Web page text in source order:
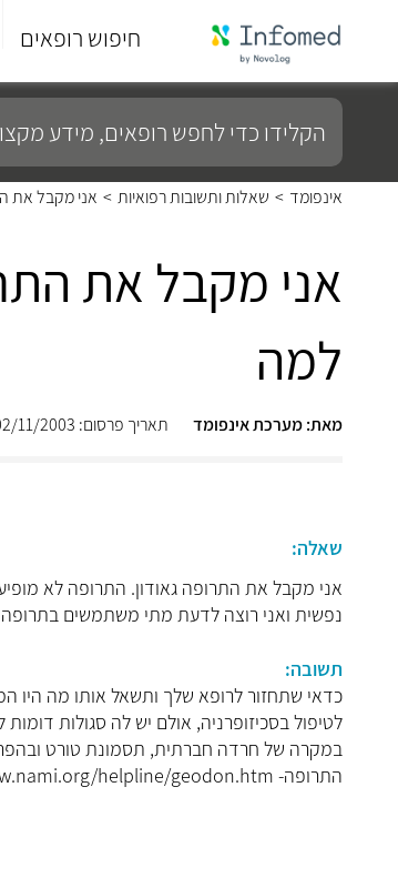
חיפוש רופאים
סוף
התפריט
הקלידו
כדי
לחפש
רופאים,
מידע
מקצועי,
אינפומד > שאלות ותשובות רפואיות > אני מקבל את
אני מקבל את
למה
מאת: מערכת אינפומד תאריך פרסום: 02/11/2003
שאלה:
אני מקבל את התרופה גאודון. התרופה לא
נפשית ואני רוצה לדעת מתי משתמשים
תשובה:
כדאי שתחזור לרופא שלך ותשאל אותו מה היו
לטיפול בסכיזופרניה, אולם יש לה סגולות
במקרה של חרדה חברתית, תסמונת טורט
התרופה- http://www.nami.org/helpline/geodon.htm